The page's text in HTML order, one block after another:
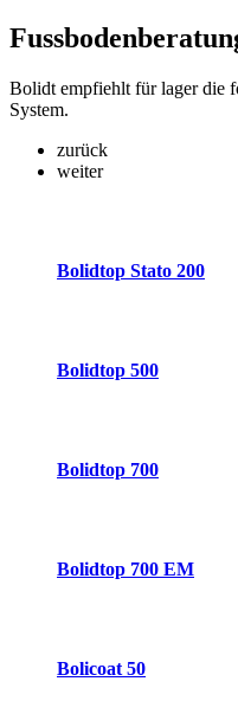
Bolidt empfiehlt für lager die
System.
zurück
weiter
Bolidtop Stato 200
Bolidtop 500
Bolidtop 700
Bolidtop 700 EM
Bolicoat 50